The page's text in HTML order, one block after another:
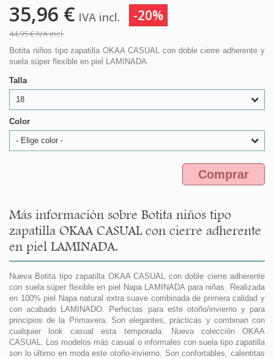
35,96 € IVA incl. -20%
44,95 €IVA incl.
Botita niños tipo zapatilla OKAA CASUAL con doble cierre adherente y
suela súper flexible en piel LAMINADA.
Talla
18
Color
- Elige color -
Comprar
Más información sobre Botita niños tipo
zapatilla OKAA CASUAL con cierre adherente
en piel LAMINADA.
Nueva Botita tipo zapatilla OKAA CASUAL con doble cierre adherente
con suela súper flexible en piel Napa LAMINADA para niñas. Realizada
en 100% piel Napa natural extra suave combinada de primera calidad y
con acabado LAMINADO. Perfectas para este otoño/invierno y para
principios de la Primavera. Son elegantes, prácticas y combinan con
cualquier look casual esta temporada. Nueva colección OKAA
CASUAL. Los modelos más casual o informales con suela tipo zapatilla
son lo último en moda este otoño-invierno. Son confortables, calentitas